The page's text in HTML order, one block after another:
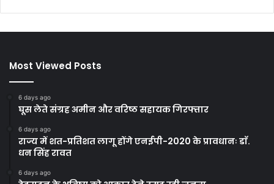
Most Viewed Posts
6 days ago
घूस लेते संग्रह अमीन और वरिष्ठ सहायक गिरफ्तार
6 days ago
राज्य में शत-प्रतिशत लागू होंगे एनईपी-2020 के प्रावधानः डाॅ.
धन सिंह रावत
6 days ago